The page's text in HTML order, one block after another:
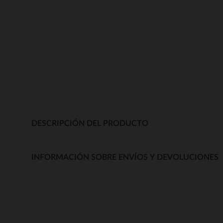
DESCRIPCIÓN DEL PRODUCTO
INFORMACIÓN SOBRE ENVÍOS Y DEVOLUCIONES